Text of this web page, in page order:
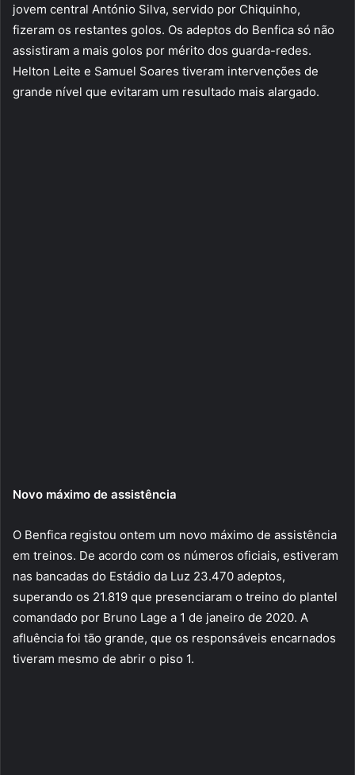
jovem central António Silva, servido por Chiquinho,
fizeram os restantes golos. Os adeptos do Benfica só não
assistiram a mais golos por mérito dos guarda-redes.
Helton Leite e Samuel Soares tiveram intervenções de
grande nível que evitaram um resultado mais alargado.
Novo máximo de assistência
O Benfica registou ontem um novo máximo de assistência
em treinos. De acordo com os números oficiais, estiveram
nas bancadas do Estádio da Luz 23.470 adeptos,
superando os 21.819 que presenciaram o treino do plantel
comandado por Bruno Lage a 1 de janeiro de 2020. A
afluência foi tão grande, que os responsáveis encarnados
tiveram mesmo de abrir o piso 1.